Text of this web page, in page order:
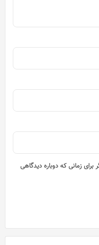
زمانی که دوباره دیدگاهی